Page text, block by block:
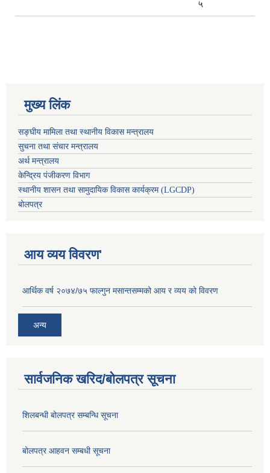
५
मुख्य लिंक
सङ्घीय मामिला तथा स्थानीय विकास मन्त्रालय
सुचना तथा संचार मन्त्रालय
अर्थ मन्त्रालय
केन्द्रिय पंजीकरण विभाग
स्थानीय शासन तथा सामुदायिक विकास कार्यक्रम (LGCDP)
बोलपत्र
आय व्यय विवरण'
आर्थिक वर्ष २०७४/७५ फाल्गुन मसान्तसम्मको आय र व्यय को विवरण
अन्य
सार्वजनिक खरिद/बोलपत्र सूचना
शिलबन्धी बोलपत्र सम्बन्धि सूचना
बोलपत्र आहवन सम्बधी सूचना